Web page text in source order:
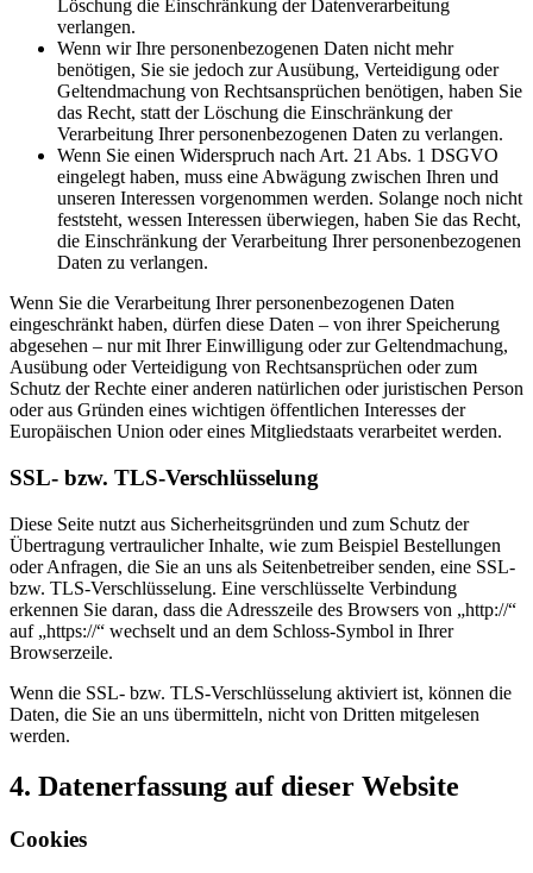
Löschung die Einschränkung der Datenverarbeitung
verlangen.
Wenn wir Ihre personenbezogenen Daten nicht mehr
benötigen, Sie sie jedoch zur Ausübung, Verteidigung oder
Geltendmachung von Rechtsansprüchen benötigen, haben Sie
das Recht, statt der Löschung die Einschränkung der
Verarbeitung Ihrer personenbezogenen Daten zu verlangen.
Wenn Sie einen Widerspruch nach Art. 21 Abs. 1 DSGVO
eingelegt haben, muss eine Abwägung zwischen Ihren und
unseren Interessen vorgenommen werden. Solange noch nicht
feststeht, wessen Interessen überwiegen, haben Sie das Recht,
die Einschränkung der Verarbeitung Ihrer personenbezogenen
Daten zu verlangen.
Wenn Sie die Verarbeitung Ihrer personenbezogenen Daten
eingeschränkt haben, dürfen diese Daten – von ihrer Speicherung
abgesehen – nur mit Ihrer Einwilligung oder zur Geltendmachung,
Ausübung oder Verteidigung von Rechtsansprüchen oder zum
Schutz der Rechte einer anderen natürlichen oder juristischen Person
oder aus Gründen eines wichtigen öffentlichen Interesses der
Europäischen Union oder eines Mitgliedstaats verarbeitet werden.
SSL- bzw. TLS-Verschlüsselung
Diese Seite nutzt aus Sicherheitsgründen und zum Schutz der
Übertragung vertraulicher Inhalte, wie zum Beispiel Bestellungen
oder Anfragen, die Sie an uns als Seitenbetreiber senden, eine SSL-
bzw. TLS-Verschlüsselung. Eine verschlüsselte Verbindung
erkennen Sie daran, dass die Adresszeile des Browsers von „http://“
auf „https://“ wechselt und an dem Schloss-Symbol in Ihrer
Browserzeile.
Wenn die SSL- bzw. TLS-Verschlüsselung aktiviert ist, können die
Daten, die Sie an uns übermitteln, nicht von Dritten mitgelesen
werden.
4. Datenerfassung auf dieser Website
Cookies